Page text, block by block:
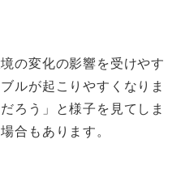
の変化の影響を受けやす
ルが起こりやすくなりま
ろう」と様子を見てしま
合もあります。